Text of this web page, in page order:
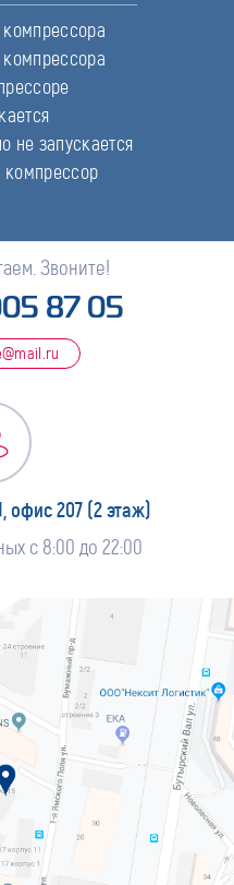
не запускается
компрессор
Звоните!
87 05
офис 207 (2 этаж)
с 8:00 до 22:00